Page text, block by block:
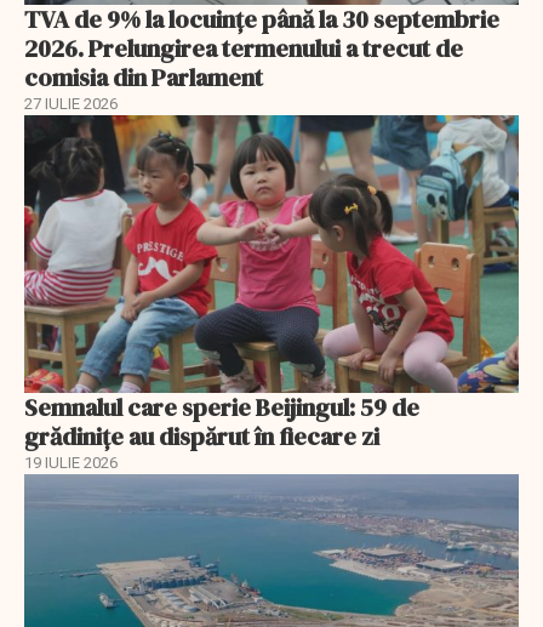
TVA de 9% la locuințe până la 30 septembrie
2026. Prelungirea termenului a trecut de
comisia din Parlament
27 IULIE 2026
Semnalul care sperie Beijingul: 59 de
grădinițe au dispărut în fiecare zi
19 IULIE 2026